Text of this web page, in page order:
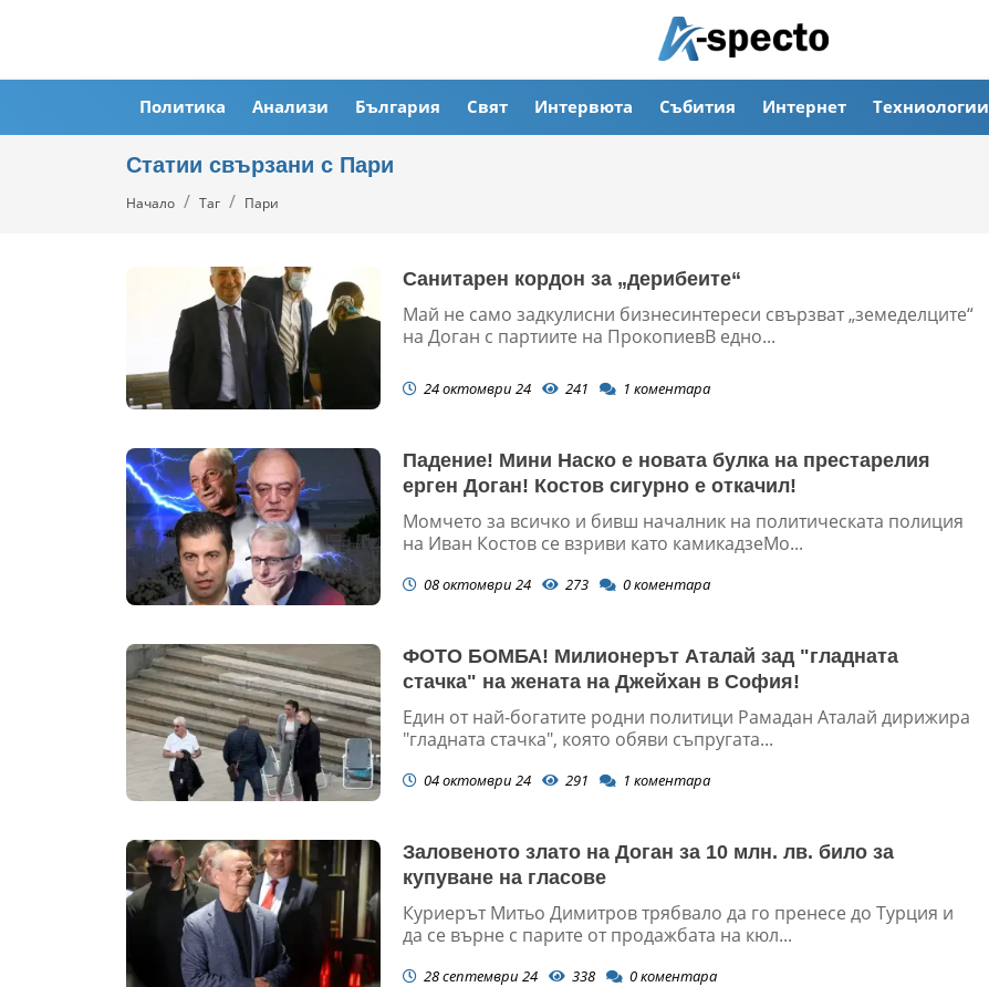
Политика Анализи България Свят Интервюта Събития Интернет Техниологии
Статии свързани с Пари
Начало Таг Пари
Санитарен кордон за „дерибеите“
Май не само задкулисни бизнесинтереси свързват „земеделците“
на Доган с партиите на ПрокопиевВ едно...
24 октомври 24 241 1 коментара
Падение! Мини Наско е новата булка на престарелия
ерген Доган! Костов сигурно е откачил!
Момчето за всичко и бивш началник на политическата полиция
на Иван Костов се взриви като камикадзеМо...
08 октомври 24 273 0коментара
ФОТО БОМБА! Милионерът Аталай зад "гладната
стачка" на жената на Джейхан в София!
Един от най-богатите родни политици Рамадан Аталай дирижира
"гладната стачка", която обяви съпругата...
04 октомври 24 291 1 коментара
Заловеното злато на Доган за 10 млн. лв. било за
купуване на гласове
Куриерът Митьо Димитров трябвало да го пренесе до Турция и
да се върне с парите от продажбата на кюл...
28 септември 24 338 0коментара